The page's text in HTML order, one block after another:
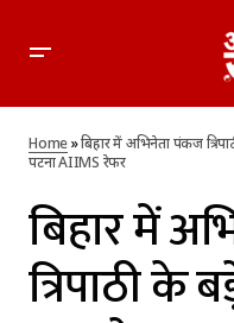
हालत में पटना AIIMS रेफर
Home»बिहार में अभिनेता पंकज
पटना AIIMS रेफर
बिहार में
त्रिपाठी के